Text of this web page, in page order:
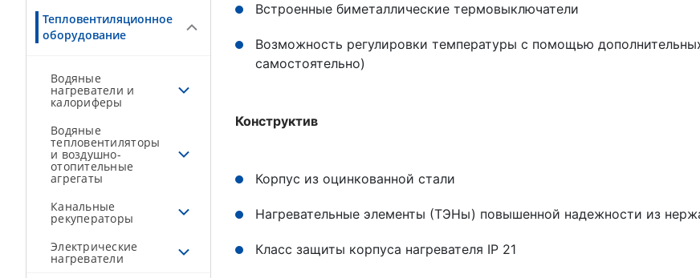
Тепловентиляционное
оборудование
Водяные
нагреватели и
калориферы
Водяные
тепловентиляторы
и воздушно-
отопительные
агрегаты
Канальные
рекуператоры
Электрические
нагреватели
Встроенные биметаллические термовыключатели
Возможность регулировки температуры с помощью
самостоятельно)
Конструктив
Корпус из оцинкованной стали
Нагревательные элементы (ТЭНы) повышенной надежности из
Класс защиты корпуса нагревателя IP 21